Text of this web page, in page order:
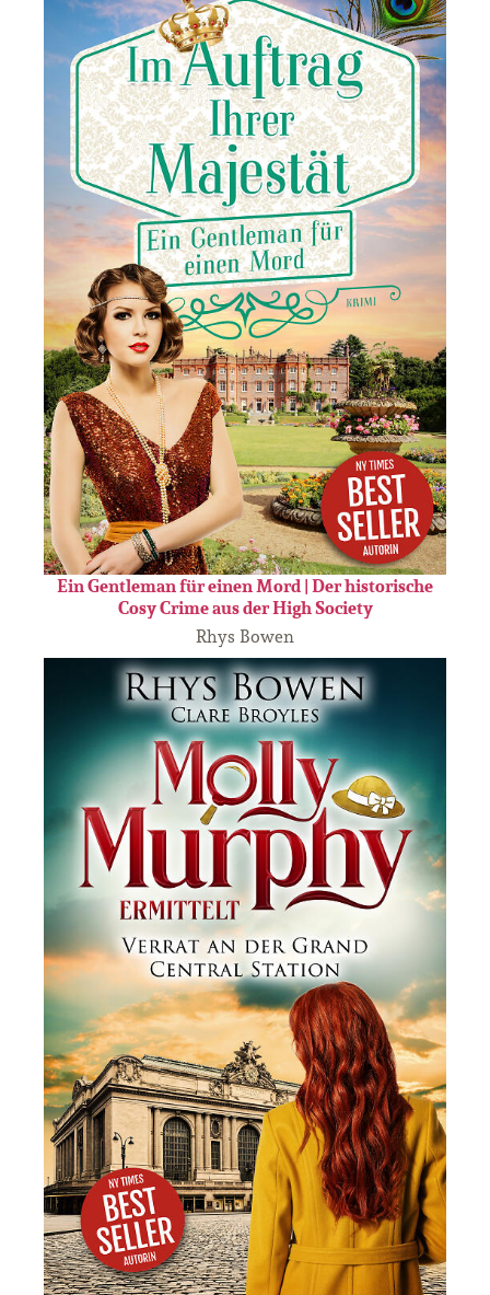
Ein Gentleman für einen Mord | Der historische
Cosy Crime aus der High Society
Rhys Bowen